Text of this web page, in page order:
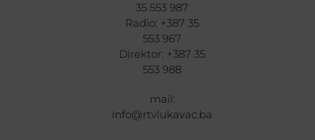
35 553 987
Radio: +387 35
553 967
Direktor: +387 35
553 988
mail:
info@rtvlukavac.ba